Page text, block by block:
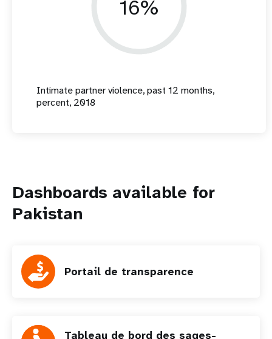
16%
Intimate partner violence, past 12 months,
percent, 2018
Dashboards available for
Pakistan
Portail de transparence
Tableau de bord des sages-